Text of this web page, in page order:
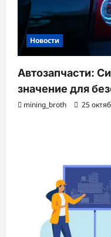
Новости
Автозапчасти:
значение для
mining_broth 25